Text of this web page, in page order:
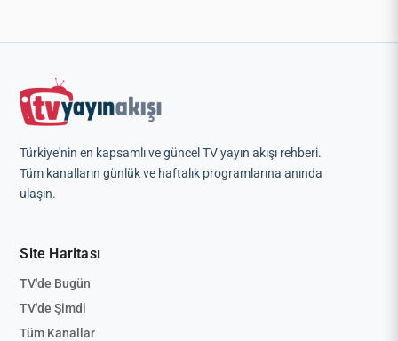
Türkiye'nin en kapsamlı ve güncel TV yayın akışı rehberi.
Tüm kanalların günlük ve haftalık programlarına anında
ulaşın.
Site Haritası
TV'de Bugün
TV'de Şimdi
Tüm Kanallar